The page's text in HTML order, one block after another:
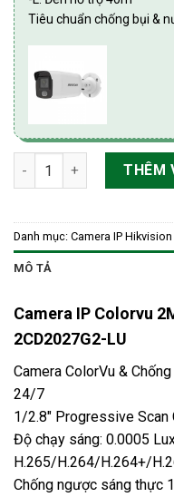
Tiêu chuẩn chống bụi &
Camera IP Colorvu 2MP
THÊM
Danh mục: Camera IP Hikvision
MÔ TẢ
Camera IP Colorvu
2CD2027G2-LU
Camera ColorVu &
24/7
1/2.8″ Progressive Scan
Độ chạy sáng: 0.0005
H.265/H.264/H.264+/
Chống ngược sáng thực